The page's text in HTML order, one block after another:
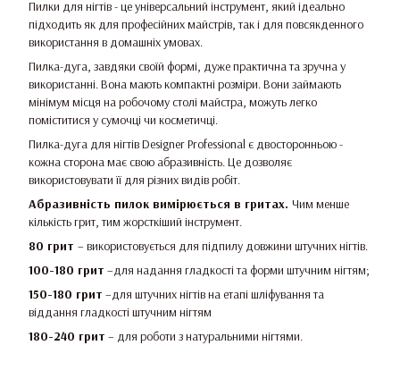
Пилки для нігтів - це універсальний інструмент, який ідеально
підходить як для професійних майстрів, так і для повсякденного
використання в домашніх умовах.
Пилка-дуга, завдяки своїй формі, дуже практична та зручна у
використанні. Вона мають компактні розміри. Вони займають
мінімум місця на робочому столі майстра, можуть легко
поміститися у сумочці чи косметичці.
Пилка-дуга для нігтів Designer Professional є двосторонньою -
кожна сторона має свою абразивність. Це дозволяє
використовувати її для різних видів робіт.
Абразивність пилок вимірюється в гритах. Чим менше
кількість грит, тим жорсткіший інструмент.
80 грит – використовується для підпилу довжини штучних нігтів.
100-180 грит –для надання гладкості та форми штучним нігтям;
150-180 грит –для штучних нігтів на етапі шліфування та
віддання гладкості штучним нігтям
180-240 грит – для роботи з натуральними нігтями.